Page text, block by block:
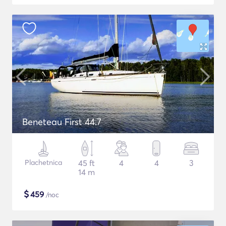
Beneteau First 44.7
Plachetnica
45 ft
14 m
4 4 3
$459 /noc